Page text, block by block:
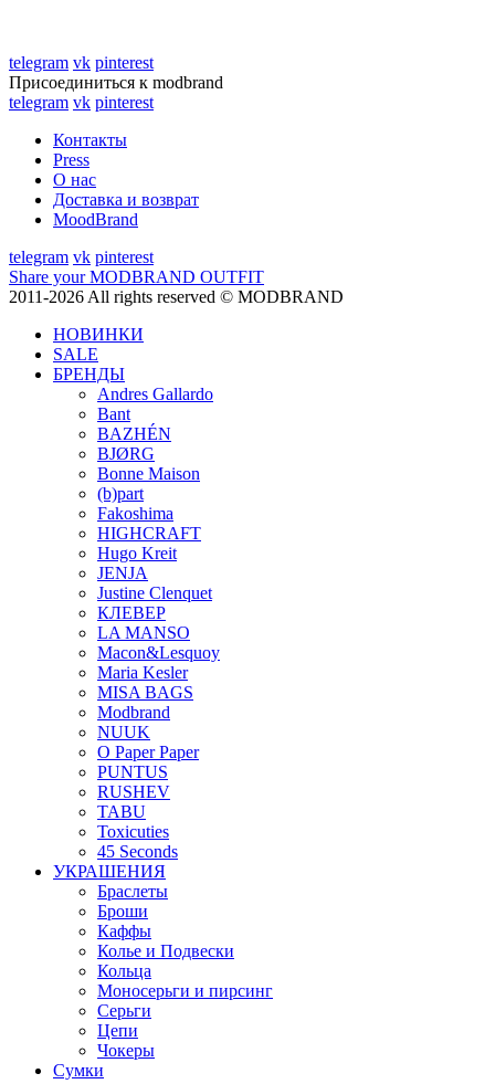
telegram vk pinterest
Присоединиться к modbrand
telegram vk pinterest
Контакты
Press
О нас
Доставка и возврат
MoodBrand
telegram vk pinterest
Share your MODBRAND OUTFIT
2011-2026 All rights reserved © MODBRAND
НОВИНКИ
SALE
БРЕНДЫ
Andres Gallardo
Bant
BAZHÉN
BJØRG
Bonne Maison
(b)part
Fakoshima
HIGHCRAFT
Hugo Kreit
JENJA
Justine Clenquet
КЛЕВЕР
LA MANSO
Macon&Lesquoy
Maria Kesler
MISA BAGS
Modbrand
NUUK
O Paper Paper
PUNTUS
RUSHEV
TABU
Toxicuties
45 Seconds
УКРАШЕНИЯ
Браслеты
Броши
Каффы
Колье и Подвески
Кольца
Моносерьги и пирсинг
Серьги
Цепи
Чокеры
Сумки